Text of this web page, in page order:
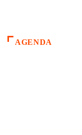
AGENDA